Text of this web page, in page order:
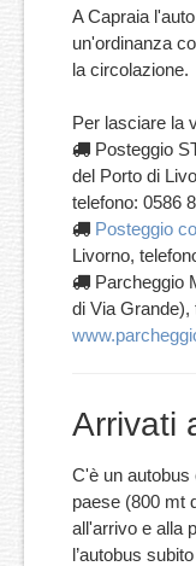
A Capraia
un'ordinanza
la circolazione.
Per lasciare la
Posteggio
del Porto di
telefono: 0586
Posteggio
Livorno,
Parcheggio
di Via Grande),
Arrivati
C'è un autobus
paese (800 mt
all'arrivo e alla
l’autobus